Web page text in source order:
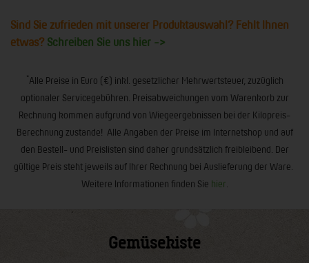
Sind Sie zufrieden mit unserer Produktauswahl? Fehlt Ihnen
etwas? Schreiben Sie uns hier ->
*Alle Preise in Euro (€) inkl. gesetzlicher Mehrwertsteuer, zuzüglich
optionaler Servicegebühren. Preisabweichungen vom Warenkorb zur
Rechnung kommen aufgrund von Wiegeergebnissen bei der Kilopreis-
Berechnung zustande! Alle Angaben der Preise im Internetshop und auf
den Bestell- und Preislisten sind daher grundsätzlich freibleibend. Der
gültige Preis steht jeweils auf Ihrer Rechnung bei Auslieferung der Ware.
Weitere Informationen finden Sie hier
Gemüsekiste